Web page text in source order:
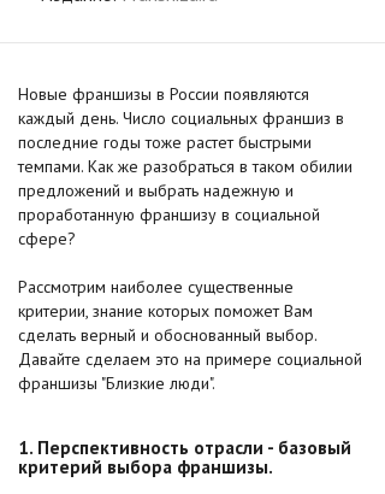
Новые франшизы в России появляются
каждый день. Число социальных франшиз в
последние годы тоже растет быстрыми
темпами. Как же разобраться в таком обилии
предложений и выбрать надежную и
проработанную франшизу в социальной
сфере?
Рассмотрим наиболее существенные
критерии, знание которых поможет Вам
сделать верный и обоснованный выбор.
Давайте сделаем это на примере социальной
франшизы "Близкие люди".
1. Перспективность отрасли - базовый
критерий выбора франшизы.